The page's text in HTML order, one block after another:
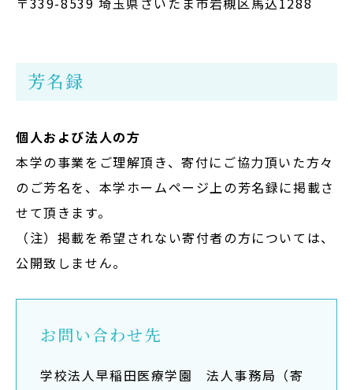
芳名録
個人および法人の方
本学の事業をご理解頂き、寄付にご協力頂いた方々
のご芳名を、本学ホームページ上の芳名録に掲載さ
せて頂きます。
（注）掲載を希望されない寄付者の方については、
公開致しません。
お問い合わせ先
学校法人早稲田医療学園 法人事務局（寄